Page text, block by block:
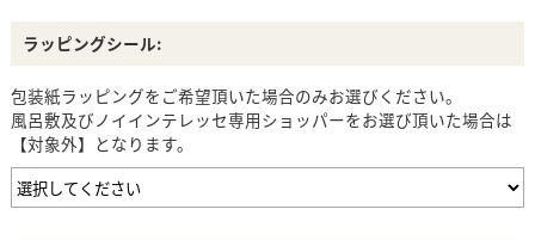
ラッピングシール:
包装紙ラッピングをご希望頂いた場合のみお選びください。
風呂敷及びノイインテレッセ専用ショッパーをお選び頂いた場合は
【対象外】となります。